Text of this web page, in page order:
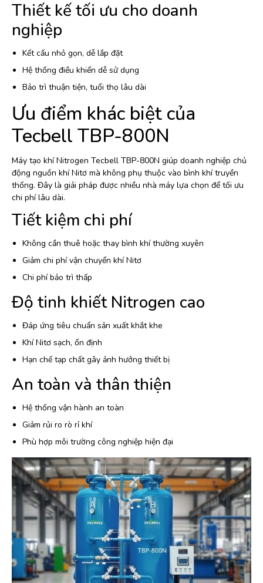
Thiết kế tối ưu cho doanh
nghiệp
Kết cấu nhỏ gọn, dễ lắp đặt
Hệ thống điều khiển dễ sử dụng
Bảo trì thuận tiện, tuổi thọ lâu dài
Ưu điểm khác biệt của
Tecbell TBP-800N
Máy tạo khí Nitrogen Tecbell TBP-800N giúp doanh nghiệp chủ
động nguồn khí Nitơ mà không phụ thuộc vào bình khí truyền
thống. Đây là giải pháp được nhiều nhà máy lựa chọn để tối ưu
chi phí lâu dài.
Tiết kiệm chi phí
Không cần thuê hoặc thay bình khí thường xuyên
Giảm chi phí vận chuyển khí Nitơ
Chi phí bảo trì thấp
Độ tinh khiết Nitrogen cao
Đáp ứng tiêu chuẩn sản xuất khắt khe
Khí Nitơ sạch, ổn định
Hạn chế tạp chất gây ảnh hưởng thiết bị
An toàn và thân thiện
Hệ thống vận hành an toàn
Giảm rủi ro rò rỉ khí
Phù hợp môi trường công nghiệp hiện đại